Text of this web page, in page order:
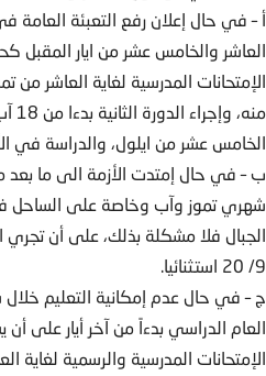
العاشر والخامس عشر من ايار المقبل
الإمتحانات المدرسية لغاية العاشر
الخامس عشر من ايلول، والدراسة في
ب – في حال إمتدت الأزمة الى ما بعد
شهري تموز وآب وخاصة على الساحل في
الجبال فلا مشكلة بذلك، على أن تجري
9/ 20 استثنائيا.
ج – في حال عدم إمكانية التعليم خلال
العام الدراسي بدءاً من آخر أيار على